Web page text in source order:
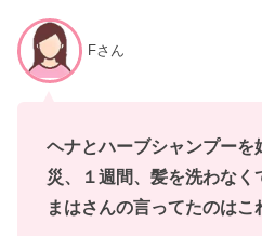
Fさん
ヘナとハーブシャンプーを
災、１週間、髪を洗わなく
まはさんの言ってたのはこ